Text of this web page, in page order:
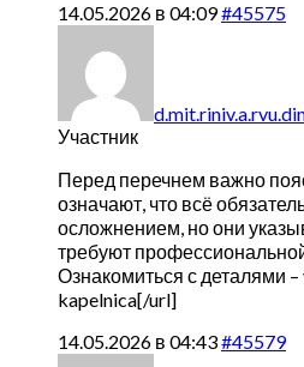
14.05.2026 в 04:09#45575
Участник
Перед перечнем важно
означают, что всё
осложнением, но они
требуют
Ознакомиться с деталями –
kapelnica[/url]
14.05.2026 в 04:43#45579